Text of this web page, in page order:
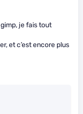
je fais tout
et c’est encore plus